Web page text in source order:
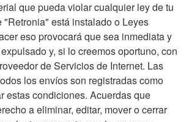
que pueda violar cualquier ley de tu
"Retronia" está instalado o Leyes
eso provocará que sea inmediata y
y, si lo creemos oportuno, con
de Servicios de Internet. Las
los envíos son registradas como
estas condiciones. Acuerdas que
a eliminar, editar, mover o cerrar